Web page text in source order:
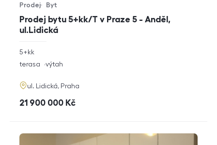
Prodej bytu 5+kk/T v Praze 5 - Anděl,
ul.Lidická
Typ nabídky
Prodej
Typ nemovitosti
Byt
rozměry
5+kk
funkce
terasa výtah
adresa
ul. Lidická, Praha
cena
21 900 000 Kč